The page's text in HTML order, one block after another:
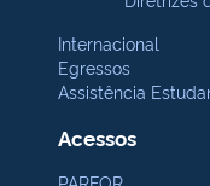
Internacional
Egressos
Assistência
Acessos